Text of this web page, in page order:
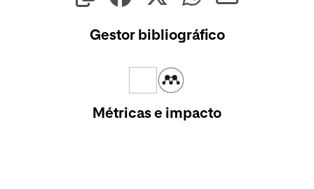
Gestor bibliográfico
Métricas e impacto